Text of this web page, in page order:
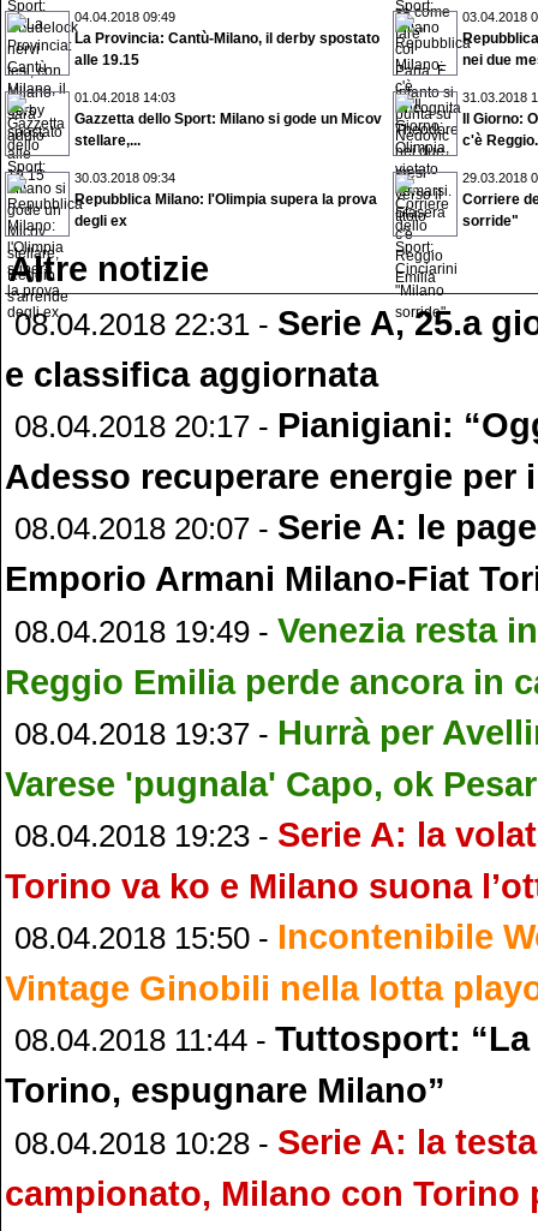
04.04.2018 09:49
La Provincia: Cantù-Milano, il derby spostato
alle 19.15
03.04.2018
nei due
01.04.2018 14:03
Gazzetta dello Sport: Milano si gode un Micov
stellare,...
31.03.2018
Il Giorno:
c'è
30.03.2018 09:34
Repubblica Milano: l'Olimpia supera la prova
degli ex
29.03.2018
Corriere
sorride"
Altre notizie
08.04.2018 22:31 - Serie A, 25.a
e classifica aggiornata
08.04.2018 20:17 - Pianigiani:
Adesso recuperare energie per
08.04.2018 20:07 - Serie A: le
Emporio Armani Milano-Fiat
08.04.2018 19:49 - Venezia resta
Reggio Emilia perde ancora in
08.04.2018 19:37 - Hurrà per
Varese 'pugnala' Capo, ok
08.04.2018 19:23 - Serie A: la
Torino va ko e Milano suona
08.04.2018 15:50 - Incontenibile
Vintage Ginobili nella lotta
08.04.2018 11:44 - Tuttosport:
Torino, espugnare Milano”
08.04.2018 10:28 - Serie A: la
campionato, Milano con Torino